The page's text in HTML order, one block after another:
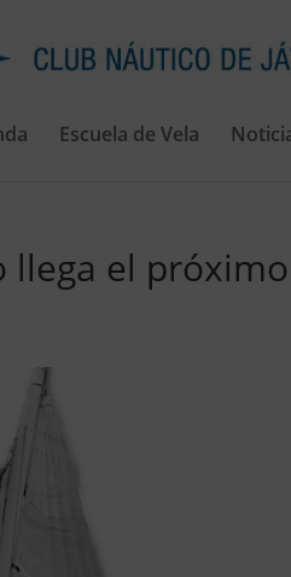
Escuela de Vela
llega el